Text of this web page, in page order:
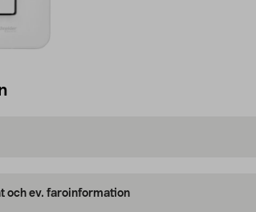
och ev. faroinformation